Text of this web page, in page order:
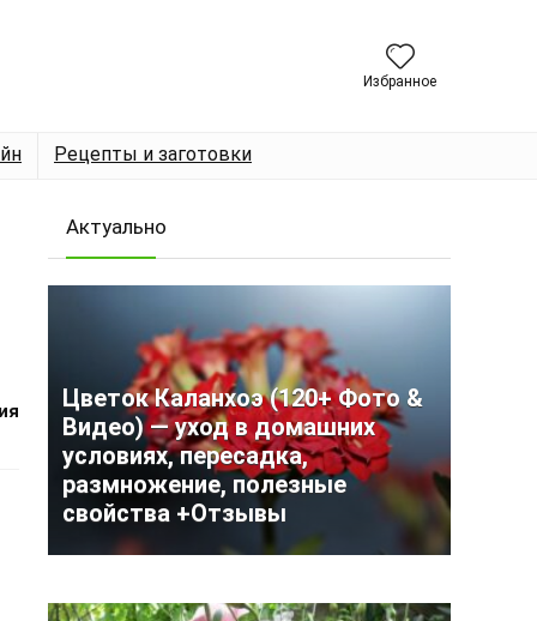
Избранное
Рецепты и заготовки
Актуально
Цветок Каланхоэ (120+ Фото &
Видео) — уход в домашних
условиях, пересадка,
размножение, полезные
свойства +Отзывы